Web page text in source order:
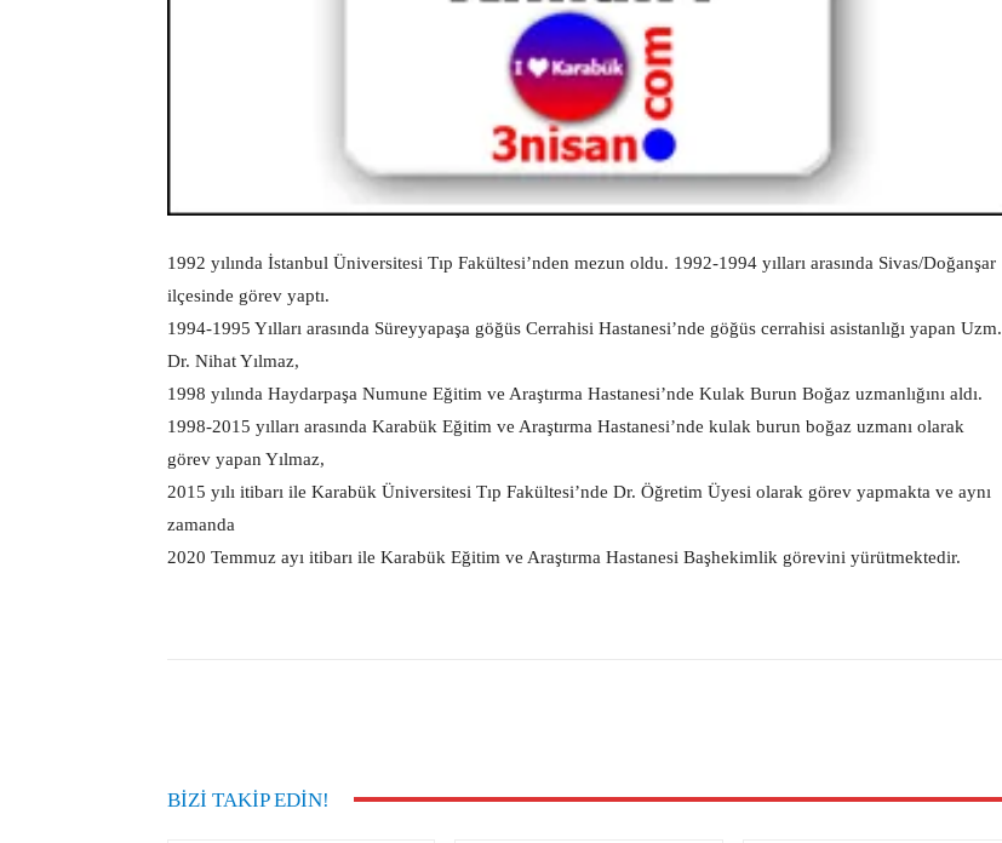
1992 yılında İstanbul Üniversitesi Tıp Fakültesi’nden mezun oldu. 1992-1994 yılları arasında Sivas/Doğanşar
ilçesinde görev yaptı.
1994-1995 Yılları arasında Süreyyapaşa göğüs Cerrahisi Hastanesi’nde göğüs cerrahisi asistanlığı yapan Uzm.
Dr. Nihat Yılmaz,
1998 yılında Haydarpaşa Numune Eğitim ve Araştırma Hastanesi’nde Kulak Burun Boğaz uzmanlığını aldı.
1998-2015 yılları arasında Karabük Eğitim ve Araştırma Hastanesi’nde kulak burun boğaz uzmanı olarak
görev yapan Yılmaz,
2015 yılı itibarı ile Karabük Üniversitesi Tıp Fakültesi’nde Dr. Öğretim Üyesi olarak görev yapmakta ve aynı
zamanda
2020 Temmuz ayı itibarı ile Karabük Eğitim ve Araştırma Hastanesi Başhekimlik görevini yürütmektedir.
BIZI TAKIP EDIN!